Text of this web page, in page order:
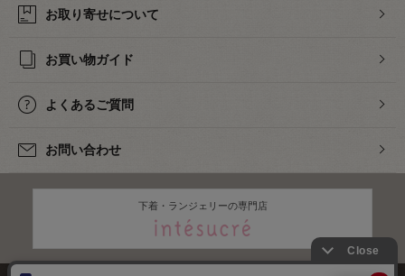
お取り寄せについて
お買い物ガイド
よくあるご質問
お問い合わせ
下着・ランジェリーの専門店